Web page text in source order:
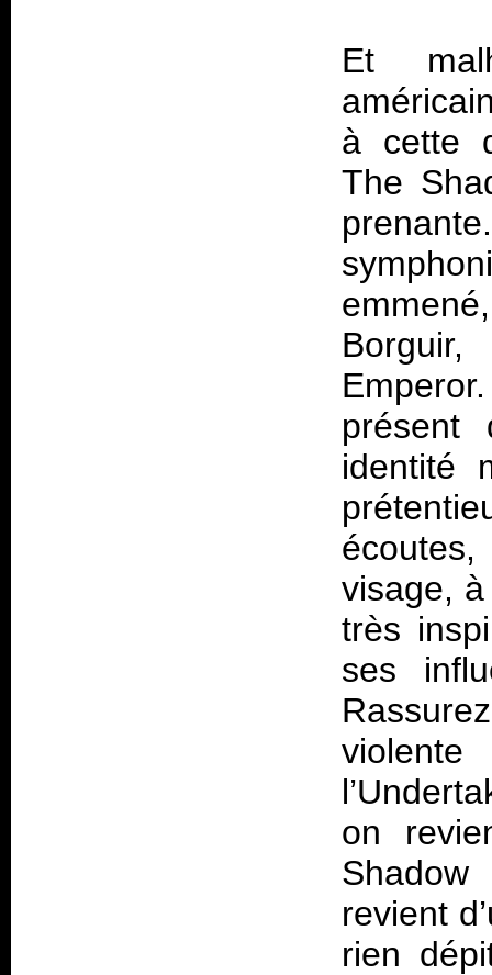
Et
à cette
The
identité
visage,
très
ses
violente
on
revient
rien